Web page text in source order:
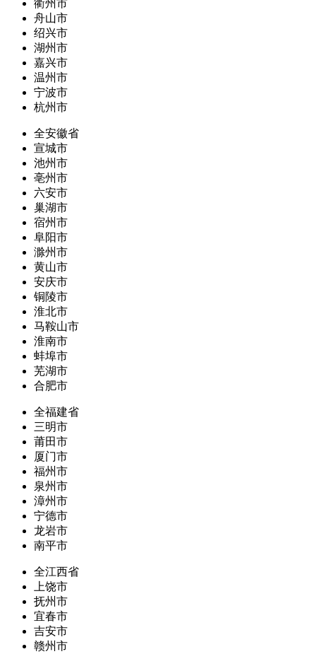
衢州市
舟山市
绍兴市
湖州市
嘉兴市
温州市
宁波市
杭州市
全安徽省
宣城市
池州市
亳州市
六安市
巢湖市
宿州市
阜阳市
滁州市
黄山市
安庆市
铜陵市
淮北市
马鞍山市
淮南市
蚌埠市
芜湖市
合肥市
全福建省
三明市
莆田市
厦门市
福州市
泉州市
漳州市
宁德市
龙岩市
南平市
全江西省
上饶市
抚州市
宜春市
吉安市
赣州市